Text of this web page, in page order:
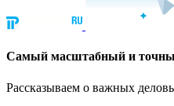
Cамый масштабный и
Рассказываем о важных